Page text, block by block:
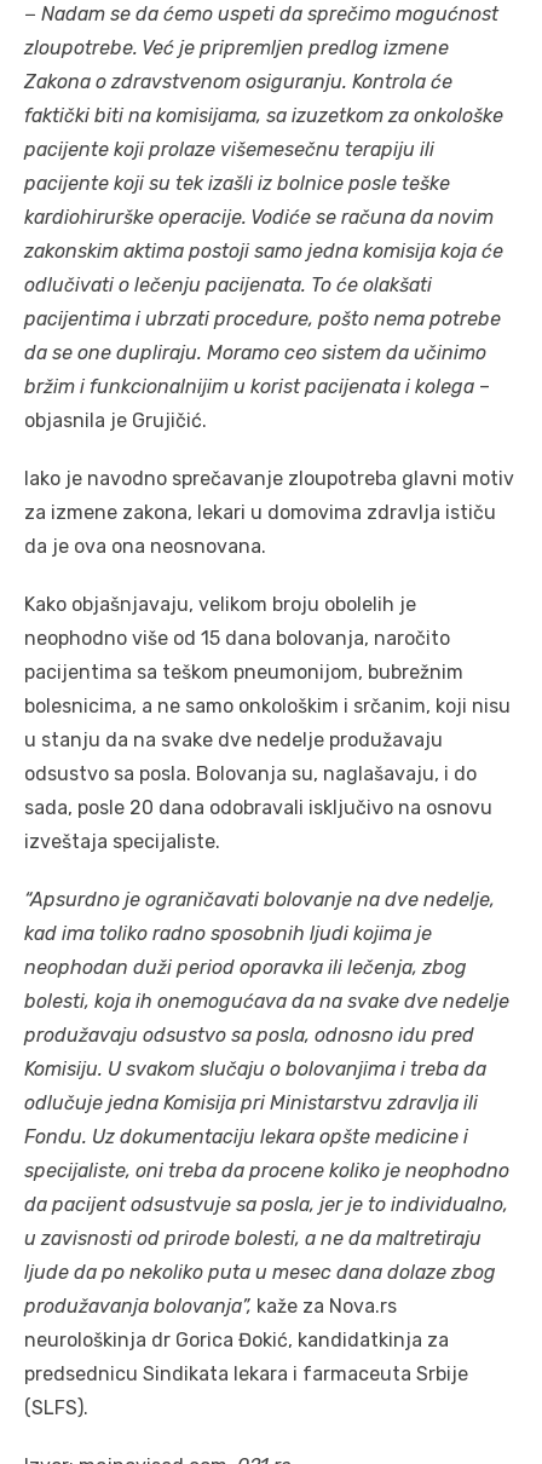
− Nadam se da ćemo uspeti da sprečimo mogućnost
zloupotrebe. Već je pripremljen predlog izmene
Zakona o zdravstvenom osiguranju. Kontrola će
faktički biti na komisijama, sa izuzetkom za onkološke
pacijente koji prolaze višemesečnu terapiju ili
pacijente koji su tek izašli iz bolnice posle teške
kardiohirurške operacije. Vodiće se računa da novim
zakonskim aktima postoji samo jedna komisija koja će
odlučivati o lečenju pacijenata. To će olakšati
pacijentima i ubrzati procedure, pošto nema potrebe
da se one dupliraju. Moramo ceo sistem da učinimo
bržim i funkcionalnijim u korist pacijenata i kolega –
objasnila je Grujičić.
Iako je navodno sprečavanje zloupotreba glavni motiv
za izmene zakona, lekari u domovima zdravlja ističu
da je ova ona neosnovana.
Kako objašnjavaju, velikom broju obolelih je
neophodno više od 15 dana bolovanja, naročito
pacijentima sa teškom pneumonijom, bubrežnim
bolesnicima, a ne samo onkološkim i srčanim, koji nisu
u stanju da na svake dve nedelje produžavaju
odsustvo sa posla. Bolovanja su, naglašavaju, i do
sada, posle 20 dana odobravali isključivo na osnovu
izveštaja specijaliste.
“Apsurdno je ograničavati bolovanje na dve nedelje,
kad ima toliko radno sposobnih ljudi kojima je
neophodan duži period oporavka ili lečenja, zbog
bolesti, koja ih onemogućava da na svake dve nedelje
produžavaju odsustvo sa posla, odnosno idu pred
Komisiju. U svakom slučaju o bolovanjima i treba da
odlučuje jedna Komisija pri Ministarstvu zdravlja ili
Fondu. Uz dokumentaciju lekara opšte medicine i
specijaliste, oni treba da procene koliko je neophodno
da pacijent odsustvuje sa posla, jer je to individualno,
u zavisnosti od prirode bolesti, a ne da maltretiraju
ljude da po nekoliko puta u mesec dana dolaze zbog
produžavanja bolovanja”, kaže za Nova.rs
neurološkinja dr Gorica Đokić, kandidatkinja za
predsednicu Sindikata lekara i farmaceuta Srbije
(SLFS).